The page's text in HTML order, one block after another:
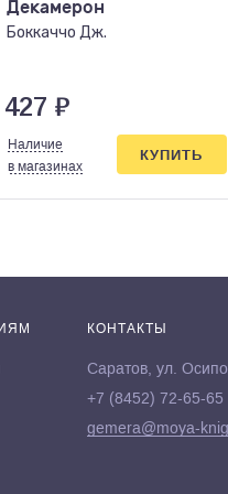
Декамерон
Боккаччо Дж.
427 ₽
Наличие
в магазинах
КУПИТЬ
КОНТАКТЫ
Саратов, ул.
+7 (8452) 72-65-65
gemera@moya-